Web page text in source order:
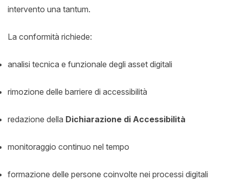
intervento una tantum.
La conformità richiede:
analisi tecnica e funzionale degli asset digitali
rimozione delle barriere di accessibilità
redazione della Dichiarazione di Accessibilità
monitoraggio continuo nel tempo
formazione delle persone coinvolte nei processi digitali